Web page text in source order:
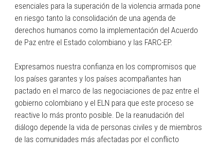
esenciales para la superación de la violencia armada pone
en riesgo tanto la consolidación de una agenda de
derechos humanos como la implementación del Acuerdo
de Paz entre el Estado colombiano y las FARC-EP.
Expresamos nuestra confianza en los compromisos que
los países garantes y los países acompañantes han
pactado en el marco de las negociaciones de paz entre el
gobierno colombiano y el ELN para que este proceso se
reactive lo más pronto posible. De la reanudación del
diálogo depende la vida de personas civiles y de miembros
de las comunidades más afectadas por el conflicto